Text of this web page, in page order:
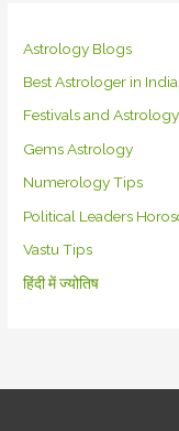
Astrology Blogs
Best Astrologer in India
Festivals and Astrology
Gems Astrology
Numerology Tips
Political Leaders
Vastu Tips
हिंदी में ज्योतिष